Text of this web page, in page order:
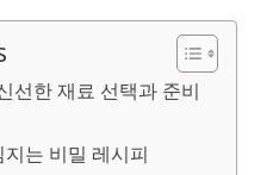
선한 재료 선택과 준비
는 비밀 레시피